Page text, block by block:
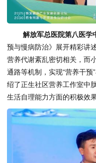
解放军总医院第八医学
预与慢病防治》展开精彩讲
营养代谢紊乱密切相关，而
通路等机制，实现“营养干预
绍了正生社区营养工作室中
生活自理能力方面的积极效果